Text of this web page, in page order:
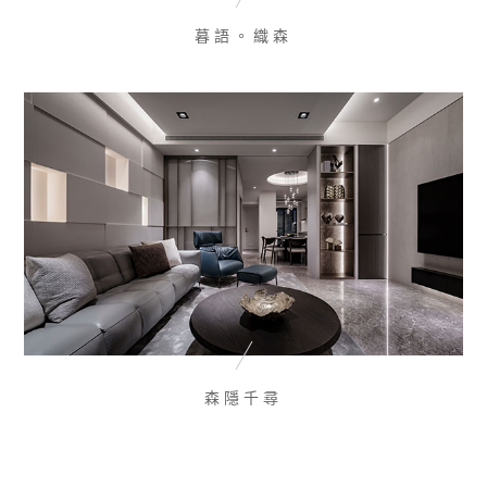
暮語。織森
森隱千尋